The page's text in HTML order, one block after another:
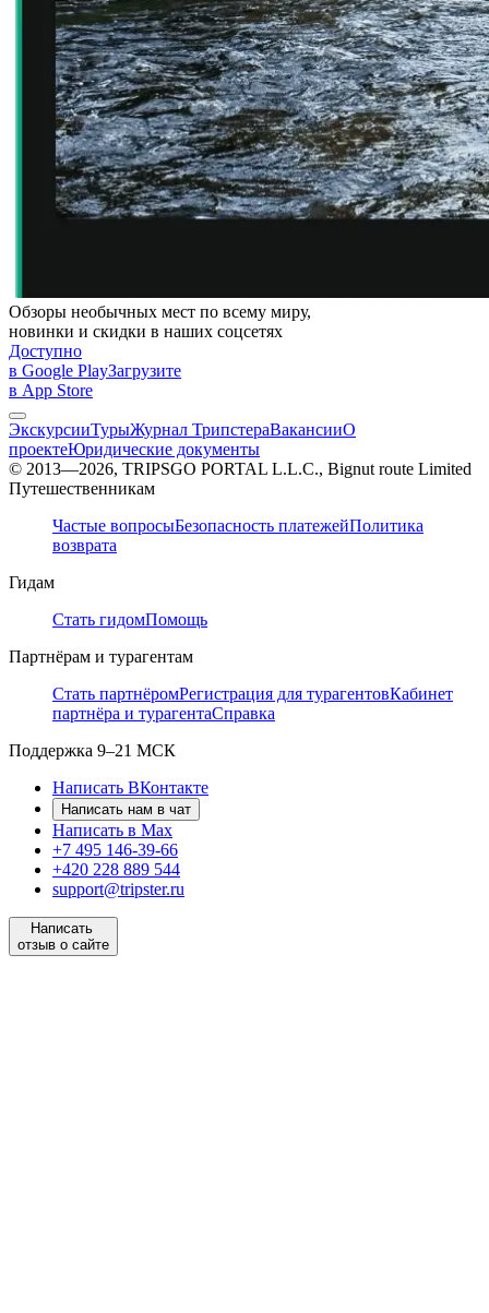
Обзоры необычных мест по всему миру,
новинки и скидки в наших соцсетях
Доступно
в Google PlayЗагрузите
в App Store
ЭкскурсииТурыЖурнал ТрипстераВакансииО
проектеЮридические документы
© 2013—2026, TRIPSGO PORTAL L.L.C., Bignut route Limited
Путешественникам
Частые вопросыБезопасность платежейПолитика
возврата
Гидам
Стать гидомПомощь
Партнёрам и турагентам
Стать партнёромРегистрация для турагентовКабинет
партнёра и турагентаСправка
Поддержка 9–21 МСК
Написать ВКонтакте
Написать нам в чат
Написать в Max
+7 495 146-39-66
+420 228 889 544
support@tripster.ru
Написать
отзыв о сайте